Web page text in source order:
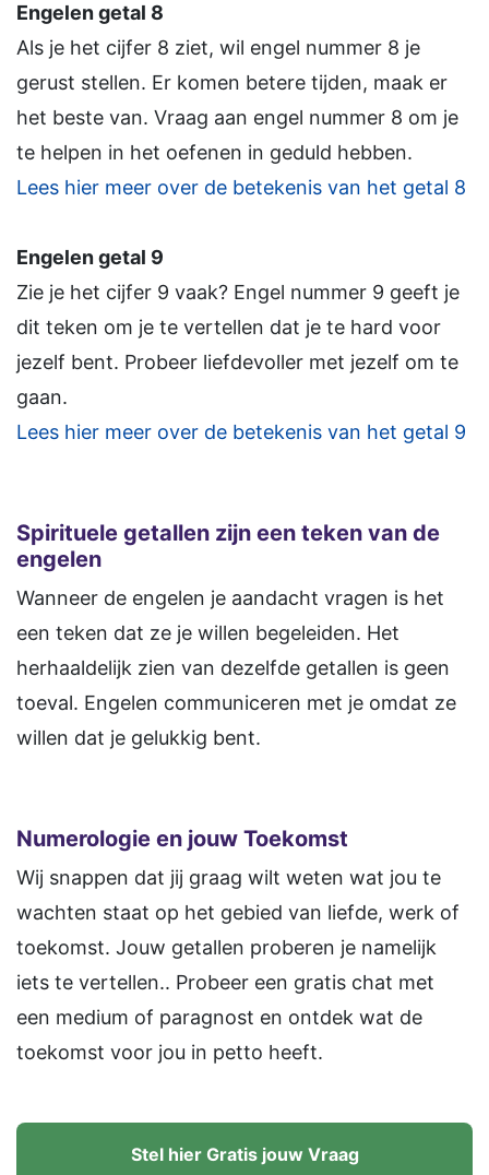
Engelen getal 8
Als je het cijfer 8 ziet, wil engel nummer 8 je
gerust stellen. Er komen betere tijden, maak er
het beste van. Vraag aan engel nummer 8 om je
te helpen in het oefenen in geduld hebben.
Lees hier meer over de betekenis van het getal 8
Engelen getal 9
Zie je het cijfer 9 vaak? Engel nummer 9 geeft je
dit teken om je te vertellen dat je te hard voor
jezelf bent. Probeer liefdevoller met jezelf om te
gaan.
Lees hier meer over de betekenis van het getal 9
Spirituele getallen zijn een teken van de
engelen
Wanneer de engelen je aandacht vragen is het
een teken dat ze je willen begeleiden. Het
herhaaldelijk zien van dezelfde getallen is geen
toeval. Engelen communiceren met je omdat ze
willen dat je gelukkig bent.
Numerologie en jouw Toekomst
Wij snappen dat jij graag wilt weten wat jou te
wachten staat op het gebied van liefde, werk of
toekomst. Jouw getallen proberen je namelijk
iets te vertellen.. Probeer een gratis chat met
een medium of paragnost en ontdek wat de
toekomst voor jou in petto heeft.
Stel hier Gratis jouw Vraag